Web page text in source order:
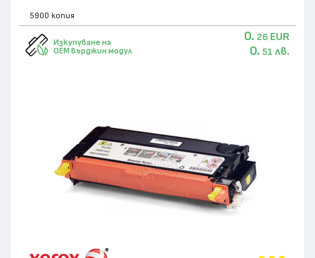
5900 копия
Изкупуване на
OEM върджин модул
0. 26 EUR
0. 51 лв.